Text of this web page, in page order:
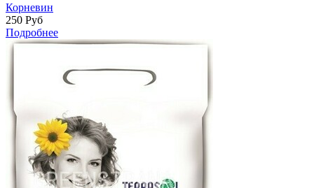
Корневин
250 Руб
Подробнее